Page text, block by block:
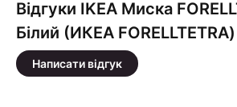
Відгуки IKEA Миска
Білий (ИКЕА FORELLTETRA)
Написати відгук